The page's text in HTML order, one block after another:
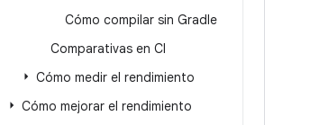
Cómo compilar sin Gradle
Comparativas en CI
Cómo medir el rendimiento
Cómo mejorar el rendimiento